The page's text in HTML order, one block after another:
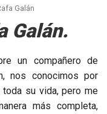
Galán
Galán.
un compañero de
nos conocimos por
su vida, pero me
más completa,